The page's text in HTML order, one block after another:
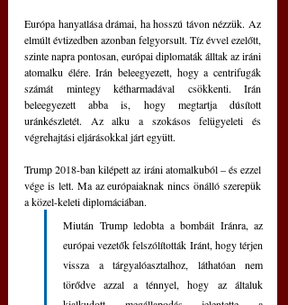
Európa hanyatlása drámai, ha hosszú távon nézzük. Az
elmúlt évtizedben azonban felgyorsult. Tíz évvel ezelőtt,
szinte napra pontosan, európai diplomaták álltak az iráni
atomalku élére. Irán beleegyezett, hogy a centrifugák
számát mintegy kétharmadával csökkenti. Irán
beleegyezett abba is, hogy megtartja dúsított
uránkészletét. Az alku a szokásos felügyeleti és
végrehajtási eljárásokkal járt együtt.
Trump 2018-ban kilépett az iráni atomalkuból – és ezzel
vége is lett. Ma az európaiaknak nincs önálló szerepük
a közel-keleti diplomáciában.
Miután Trump ledobta a bombáit Iránra, az
európai vezetők felszólították Iránt, hogy térjen
vissza a tárgyalóasztalhoz, láthatóan nem
törődve azzal a ténnyel, hogy az általuk